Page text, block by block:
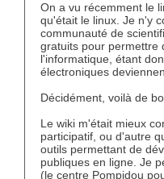
On a vu récemment le
qu'était le linux. Je n'y
communauté de
gratuits pour permettre
l'informatique, étant
électroniques
Décidément, voilà de
Le wiki m'était mieux
participatif, ou d'autre
outils permettant de
publiques en ligne. Je
(le centre Pompidou